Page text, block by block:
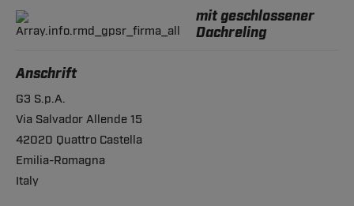
mit geschlossener
Dachreling
Anschrift
G3 S.p.A.
Via Salvador Allende 15
42020 Quattro Castella
Emilia-Romagna
Italy